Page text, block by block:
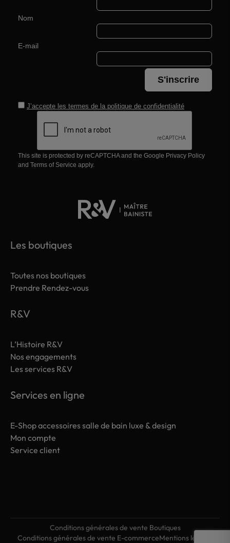
Nom
E-mail
S'inscrire
J’accepte les termes de la politique de confidentialité
This site is protected by reCAPTCHA and the Google Privacy Policy
and Terms of Service apply.
Les boutiques
Toutes nos boutiques
Prendre Rendez-vous
R&V
L’Histoire R&V
Nos engagements
Les services R&V
Services en ligne
E-Shop accessoires salle de bain luxe & design
Mon compte
Service client
Conditions générales de vente Boutiques
Conditions générales de vente E-commerceMentions légales